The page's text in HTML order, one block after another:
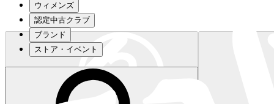
キャロウェイアパレルはこちら>>>
ウィメンズ
認定中古クラブ
ブランド
ストア・イベント